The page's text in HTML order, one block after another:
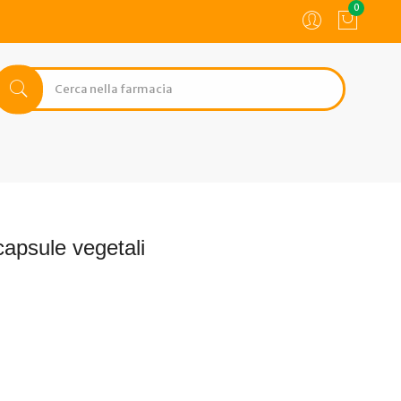
0
vegetali